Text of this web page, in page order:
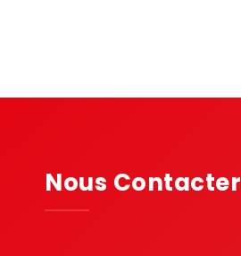
Nous Contacter